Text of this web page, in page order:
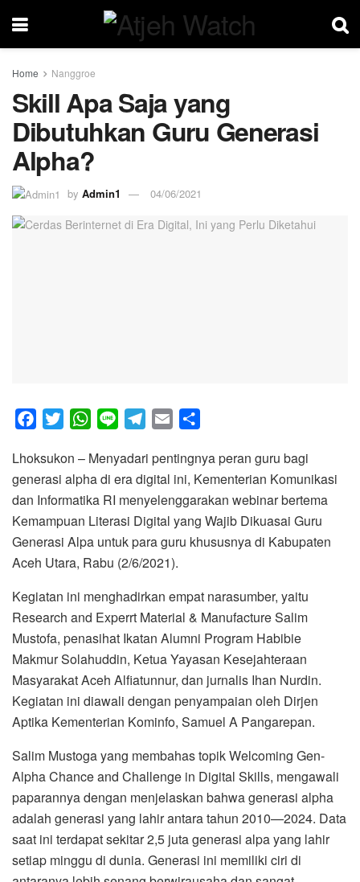
Home Nanggroe
Skill Apa Saja yang
Dibutuhkan Guru Generasi
Alpha?
by Admin1 04/06/2021
c
e
b
o
o
k
i
t
t
e
W
a
t
s
A
p
p
n
e
l
e
g
r
a
m
a
i
l
a
r
e
Lhoksukon – Menyadari pentingnya peran guru bagi
generasi alpha di era digital ini, Kementerian Komunikasi
dan Informatika RI menyelenggarakan webinar bertema
Kemampuan Literasi Digital yang Wajib Dikuasai Guru
Generasi Alpa untuk para guru khususnya di Kabupaten
Aceh Utara, Rabu (2/6/2021).
Kegiatan ini menghadirkan empat narasumber, yaitu
Research and Experrt Material & Manufacture Salim
Mustofa, penasihat Ikatan Alumni Program Habibie
Makmur Solahuddin, Ketua Yayasan Kesejahteraan
Masyarakat Aceh Alfiatunnur, dan jurnalis Ihan Nurdin.
Kegiatan ini diawali dengan penyampaian oleh Dirjen
Aptika Kementerian Kominfo, Samuel A Pangarepan.
Salim Mustoga yang membahas topik Welcoming Gen-
Alpha Chance and Challenge in Digital Skills, mengawali
paparannya dengan menjelaskan bahwa generasi alpha
adalah generasi yang lahir antara tahun 2010—2024. Data
saat ini terdapat sekitar 2,5 juta generasi alpa yang lahir
setiap minggu di dunia. Generasi ini memiliki ciri di